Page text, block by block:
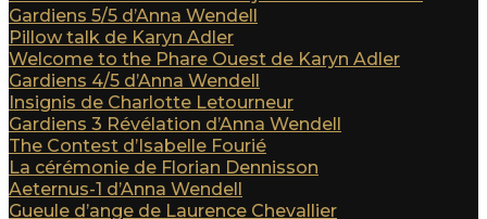
Gardiens 5/5 d’Anna Wendell
Pillow talk de Karyn Adler
Welcome to the Phare Ouest de Karyn Adler
Gardiens 4/5 d’Anna Wendell
Insignis de Charlotte Letourneur
Gardiens 3 Révélation d’Anna Wendell
The Contest d’Isabelle Fourié
La cérémonie de Florian Dennisson
Aeternus-1 d’Anna Wendell
Gueule d’ange de Laurence Chevallier